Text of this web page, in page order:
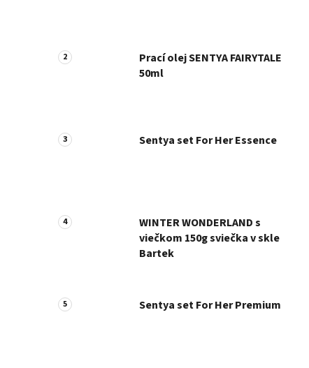
Prací olej SENTYA FAIRYTALE
50ml
Sentya set For Her Essence
WINTER WONDERLAND s
viečkom 150g sviečka v skle
Bartek
Sentya set For Her Premium